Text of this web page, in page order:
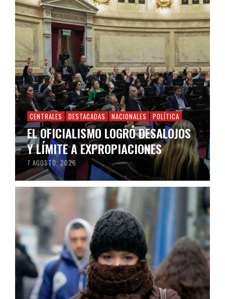
CENTRALES DESTACADAS NACIONALES POLÍTICA
EL OFICIALISMO LOGRÓ DESALOJOS
Y LÍMITE A EXPROPIACIONES
7 AGOSTO, 2026